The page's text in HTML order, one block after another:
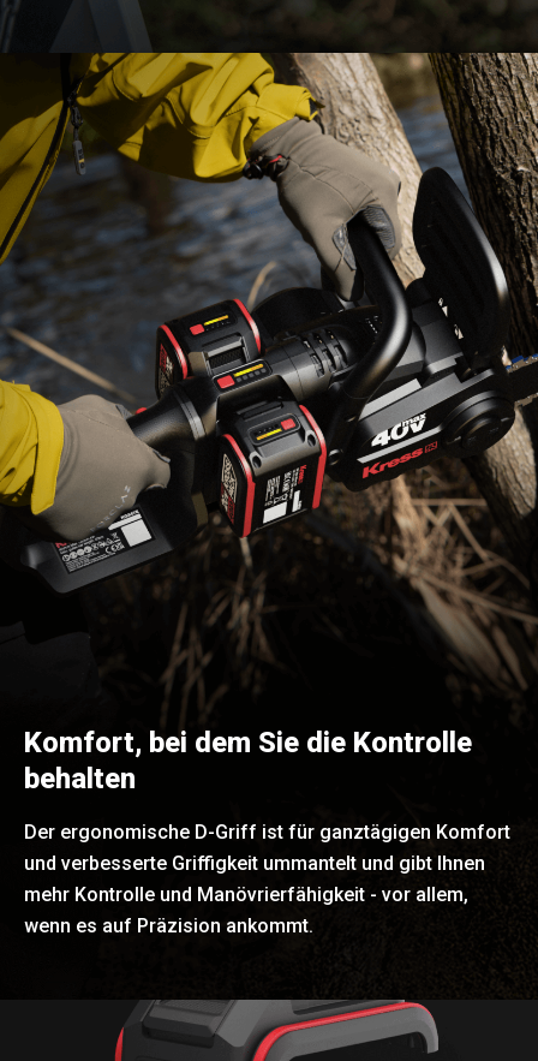
Komfort, bei dem Sie die Kontrolle
behalten
Der ergonomische D-Griff ist für ganztägigen Komfort
und verbesserte Griffigkeit ummantelt und gibt Ihnen
mehr Kontrolle und Manövrierfähigkeit - vor allem,
wenn es auf Präzision ankommt.